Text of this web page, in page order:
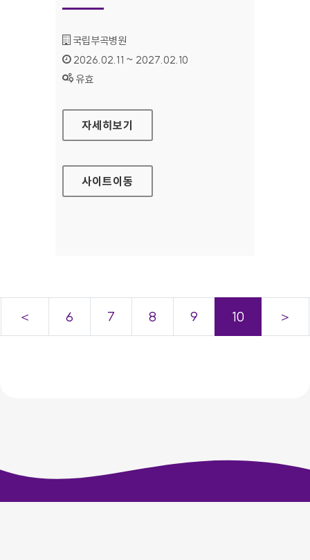
기관명 :
국립부곡병원
인증기간 :
2026.02.11 ~ 2027.02.10
상태 :
유효
국립부곡병원
자세히보기
사이트이동
＜ 6 7 8 9 10 ＞